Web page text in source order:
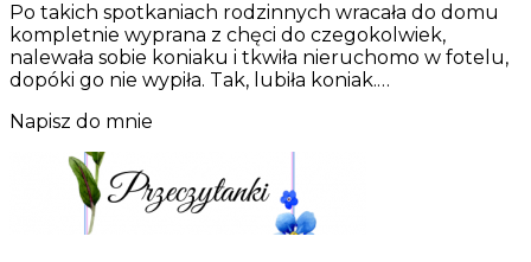
Po takich spotkaniach rodzinnych wracała do domu
kompletnie wyprana z chęci do czegokolwiek,
nalewała sobie koniaku i tkwiła nieruchomo w fotelu,
dopóki go nie wypiła. Tak, lubiła koniak.…
Napisz do mnie